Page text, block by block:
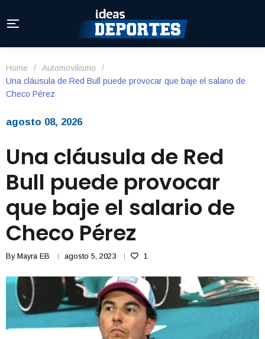
Home / Automovilismo
/
Una cláusula de Red Bull puede provocar que baje el salario de
Checo Pérez
agosto 08, 2026
Una cláusula de Red
Bull puede provocar
que baje el salario de
Checo Pérez
By Mayra EB agosto 5, 2023 1